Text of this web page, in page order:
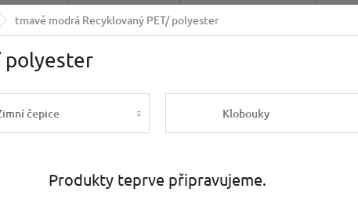
tmavě modrá Recyklovaný PET/ polyester
polyester
čepice Klobouky
Produkty teprve připravujeme.